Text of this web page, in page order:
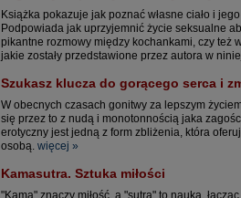
Książka pokazuje jak poznać własne ciało i
Podpowiada jak uprzyjemnić życie seksualne
pikantne rozmowy między kochankami, czy też
jakie zostały przedstawione przez autora w
Szukasz klucza do gorącego serca i
W obecnych czasach gonitwy za lepszym
się przez to z nudą i monotonnością jaka
erotyczny jest jedną z form zbliżenia, która
osobą. więcej »
Kamasutra. Sztuka miłości
"Kama" znaczy miłość, a "sutra" to nauka,